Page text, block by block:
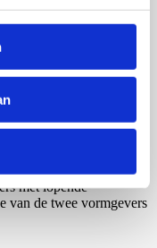
naar
betrekking tot het
met de ontwerper.
tot kleur en keuze
email1
gemaakt welke in
verband met de
met lopende
van de twee vormgevers